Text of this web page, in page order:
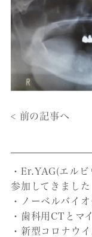
< 前の記事へ
・Er.YAG(エル
参加してきました
・ノーベルバイ
・歯科用CTとマ
・新型コロナウ